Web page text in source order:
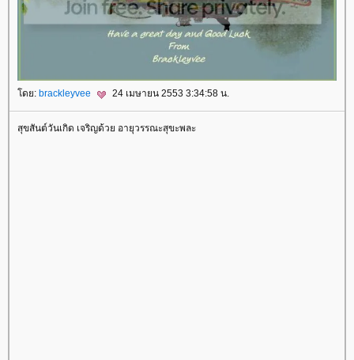
โดย: brackleyvee 24 เมษายน 2553 3:34:58 น.
สุขสันต์วันเกิด เจริญด้วย อายุวรรณะสุขะพละ